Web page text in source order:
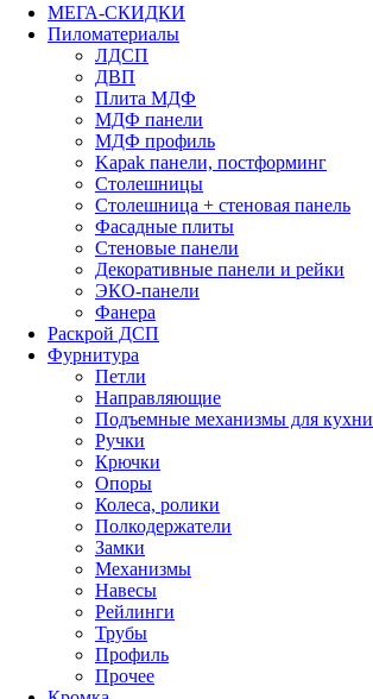
МЕГА-СКИДКИ
Пиломатериалы
ЛДСП
ДВП
Плита МДФ
МДФ панели
МДФ профиль
Kapak панели, постформинг
Столешницы
Столешница + стеновая панель
Фасадные плиты
Стеновые панели
Декоративные панели и рейки
ЭКО-панели
Фанера
Раскрой ДСП
Фурнитура
Петли
Направляющие
Подъемные механизмы для кухни
Ручки
Крючки
Опоры
Колеса, ролики
Полкодержатели
Замки
Механизмы
Навесы
Рейлинги
Трубы
Профиль
Прочее